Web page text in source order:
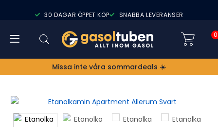
30 DAGAR ÖPPET KÖP SNABBA LEVERANSER
0
Missa inte våra sommardeals ☀️